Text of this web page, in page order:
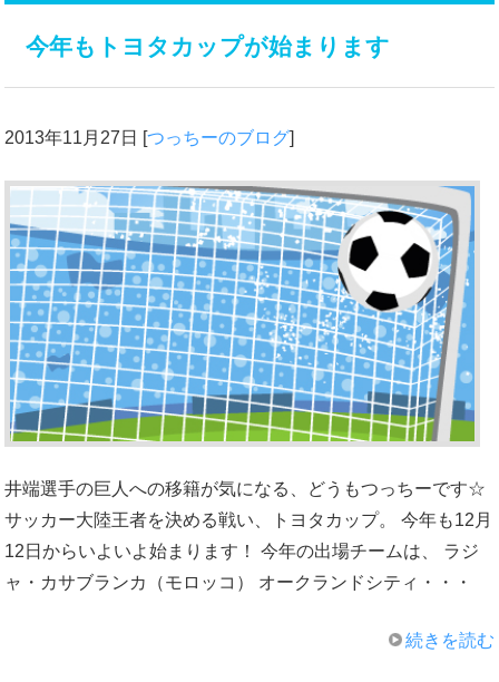
今年もトヨタカップが始まります
2013年11月27日 [つっちーのブログ]
井端選手の巨人への移籍が気になる、どうもつっちーです☆
サッカー大陸王者を決める戦い、トヨタカップ。 今年も12月
12日からいよいよ始まります！ 今年の出場チームは、 ラジ
ャ・カサブランカ（モロッコ） オークランドシティ・・・
続きを読む